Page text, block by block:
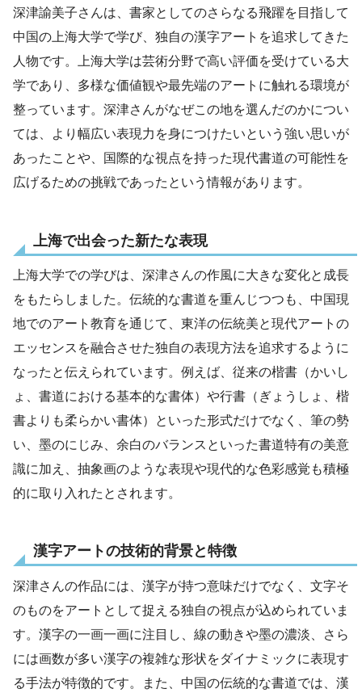
深津諭美子さんは、書家としてのさらなる飛躍を目指して
中国の上海大学で学び、独自の漢字アートを追求してきた
人物です。上海大学は芸術分野で高い評価を受けている大
学であり、多様な価値観や最先端のアートに触れる環境が
整っています。深津さんがなぜこの地を選んだのかについ
ては、より幅広い表現力を身につけたいという強い思いが
あったことや、国際的な視点を持った現代書道の可能性を
広げるための挑戦であったという情報があります。
上海で出会った新たな表現
上海大学での学びは、深津さんの作風に大きな変化と成長
をもたらしました。伝統的な書道を重んじつつも、中国現
地でのアート教育を通じて、東洋の伝統美と現代アートの
エッセンスを融合させた独自の表現方法を追求するように
なったと伝えられています。例えば、従来の楷書（かいし
ょ、書道における基本的な書体）や行書（ぎょうしょ、楷
書よりも柔らかい書体）といった形式だけでなく、筆の勢
い、墨のにじみ、余白のバランスといった書道特有の美意
識に加え、抽象画のような表現や現代的な色彩感覚も積極
的に取り入れたとされます。
漢字アートの技術的背景と特徴
深津さんの作品には、漢字が持つ意味だけでなく、文字そ
のものをアートとして捉える独自の視点が込められていま
す。漢字の一画一画に注目し、線の動きや墨の濃淡、さら
には画数が多い漢字の複雑な形状をダイナミックに表現す
る手法が特徴的です。また、中国の伝統的な書道では、漢